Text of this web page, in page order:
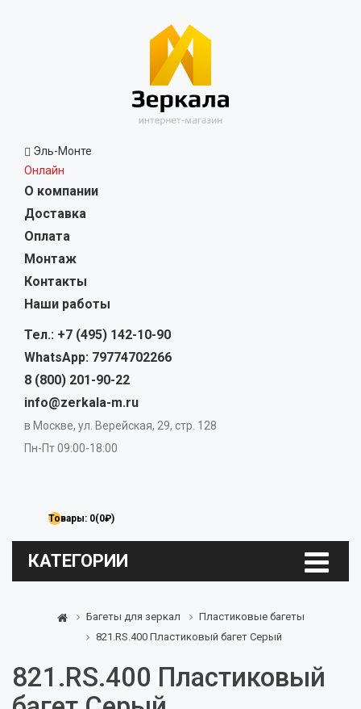
Эль-Монте
Онлайн
О компании
Доставка
Оплата
Монтаж
Контакты
Наши работы
Тел.: +7 (495) 142-10-90
WhatsApp: 79774702266
8 (800) 201-90-22
info@zerkala-m.ru
в Москве, ул. Верейская, 29, стр. 128
Пн-Пт 09:00-18:00
Товары: 0(0₽)
КАТЕГОРИИ
Багеты для зеркал
Пластиковые багеты
821.RS.400 Пластиковый багет Серый
821.RS.400 Пластиковый